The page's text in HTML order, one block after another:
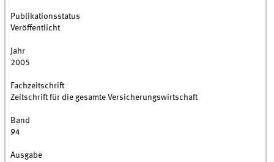
Publikationsstatus
Veröffentlicht
Jahr
2005
Fachzeitschrift
Zeitschrift für die gesamte Versicherungswirtschaft
Band
94
Ausgabe